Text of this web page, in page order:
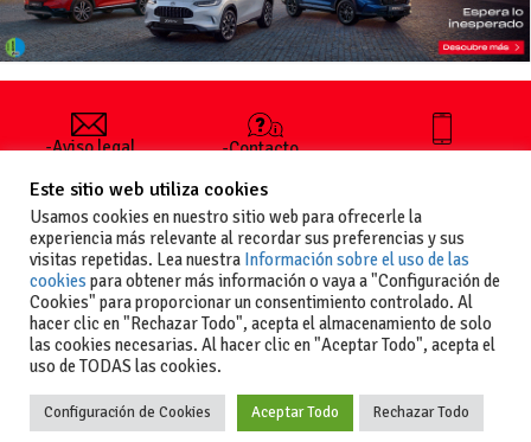
-Aviso legal
generales
de uso
-Política de
privacidad
-Política de
cookies
-Contacto
publicar un
anuncio
-Vende+
+34 627 35
Copyright La guia del motor
Este sitio web utiliza cookies
Usamos cookies en nuestro sitio web para ofrecerle la
experiencia más relevante al recordar sus preferencias y sus
visitas repetidas. Lea nuestra Información sobre el uso de las
cookies para obtener más información o vaya a "Configuración de
Cookies" para proporcionar un consentimiento controlado. Al
hacer clic en "Rechazar Todo", acepta el almacenamiento de solo
las cookies necesarias. Al hacer clic en "Aceptar Todo", acepta el
uso de TODAS las cookies.
Configuración de Cookies Aceptar Todo Rechazar Todo